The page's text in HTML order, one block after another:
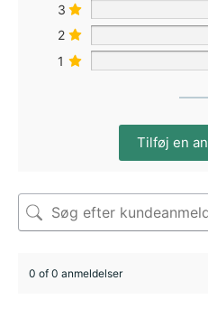
3
2
1
Tilføj en
0 of 0 anmeldelser